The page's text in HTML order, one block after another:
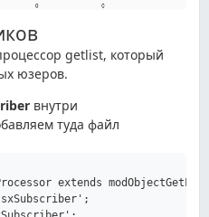
getlist, который
юзеров.
внутри
туда файл
extends